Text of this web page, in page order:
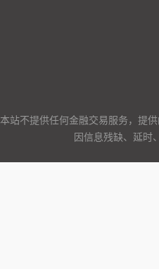
本站不提供任何金融交易服务，提
因信息残缺、延时